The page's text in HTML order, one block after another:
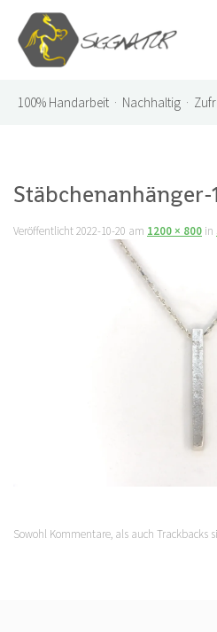
100% Handarbeit · Nachhaltig ·
Stäbchenanhänger-1
Veröffentlicht2022-10-20 am 1200 × 800 in
Sowohl Kommentare, als auch Trackbacks